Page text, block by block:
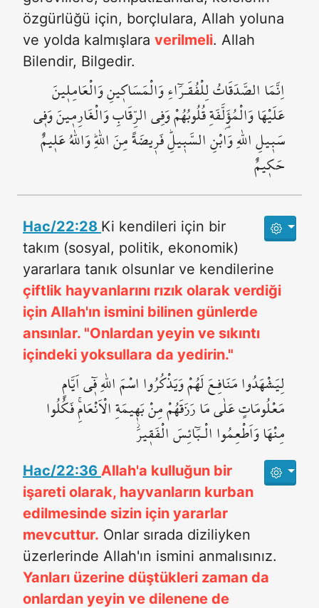
özgürlüğü için, borçlulara, Allah yoluna
ve yolda kalmışlara verilmeli. Allah
Bilendir, Bilgedir.
اِنَّمَا الصَّدَقَاتُ لِلْفُقَـرَٓاءِ وَالْمَسَاك۪ينِ وَالْعَامِل۪ينَ
عَلَيْهَا وَالْمُؤَ۬لَّفَةِ قُلُوبُهُمْ وَفِي الرِّقَابِ وَالْغَارِم۪ينَ وَف۪ي
سَب۪يلِ اللّٰهِ وَابْنِ السَّب۪يلِۜ فَر۪يضَةً مِنَ اللّٰهِۜ وَاللّٰهُ عَل۪يمٌ
حَك۪يمٌ
Hac/22:28 Ki kendileri için bir
takım (sosyal, politik, ekonomik)
yararlara tanık olsunlar ve kendilerine
çiftlik hayvanlarını rızık olarak verdiği
için Allah'ın ismini bilinen günlerde
ansınlar. "Onlardan yeyin ve sıkıntı
içindeki yoksullara da yedirin."
لِيَشْهَدُوا مَنَافِـعَ لَهُمْ وَيَذْكُرُوا اسْمَ اللّٰهِ ف۪ٓي اَيَّامٍ
مَعْلُومَاتٍ عَلٰى مَا رَزَقَهُمْ مِنْ بَه۪يمَةِ الْاَنْعَامِۚ فَكُلُوا
مِنْهَا وَاَطْعِمُوا الْـبَٓائِسَ الْفَق۪يرَۘ
Hac/22:36 Allah'a kulluğun bir
işareti olarak, hayvanların kurban
edilmesinde sizin için yararlar
mevcuttur. Onlar sırada diziliyken
üzerlerinde Allah'ın ismini anmalısınız.
Yanları üzerine düştükleri zaman da
onlardan yeyin ve dilenene de